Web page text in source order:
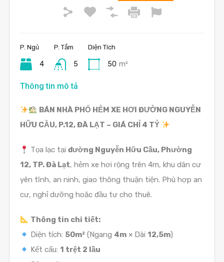
P. Ngủ
4
P. Tắm
5
Diện Tích
50 m²
Thông tin mô tả
BÁN NHÀ PHỐ HẺM XE HƠI ĐƯỜNG NGUYỄN
HỮU CẦU, P.12, ĐÀ LẠT – GIÁ CHỈ 4 TỶ
Tọa lạc tạiđường Nguyễn Hữu Cầu, Phường
12, TP. Đà Lạt, hẻm xe hơi rộng trên 4m, khu dân cư
yên tĩnh, an ninh, giao thông thuận tiện. Phù hợp an
cư, nghỉ dưỡng hoặc đầu tư cho thuê.
Thông tin chi tiết:
Diện tích: 50m² (Ngang 4m × Dài12,5m)
Kết cấu:1 trệt 2 lầu